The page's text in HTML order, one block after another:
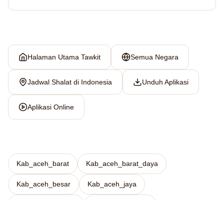
Halaman Utama Tawkit Semua Negara
Jadwal Shalat di Indonesia Unduh Aplikasi
Aplikasi Online
Kab_aceh_barat Kab_aceh_barat_daya
Kab_aceh_besar Kab_aceh_jaya